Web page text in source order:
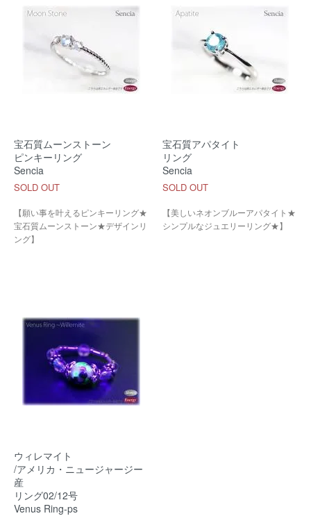
宝石質ムーンストーン
ピンキーリング
Sencia
SOLD OUT
【願い事を叶えるピンキーリング★
宝石質ムーンストーン★デザインリ
ング】
宝石質アパタイト
リング
Sencia
SOLD OUT
【美しいネオンブルーアパタイト★
シンプルなジュエリーリング★】
ウィレマイト
/アメリカ・ニュージャージー
産
リング02/12号
Venus Ring-ps